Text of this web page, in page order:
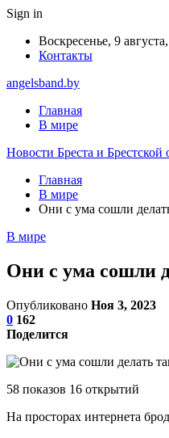
Sign in
Воскресенье, 9
Контакты
angelsband.by
Главная
В мире
Новости Бреста и Брестской
Главная
В мире
Они с ума сошли
В мире
Они с ума сошли
Опубликовано Ноя 3, 2023
0 162
Поделится
58 показов 16 открытий
На просторах интернета